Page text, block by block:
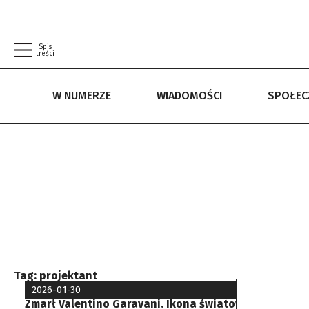
Spis
treści
W NUMERZE WIADOMOŚCI
W NUMERZE WIADOMOŚCI SPOŁECZEŃSTWO
Tag: projektant
2026-01-30
Zmarł Valentino Garavani. Ikona światowej mody